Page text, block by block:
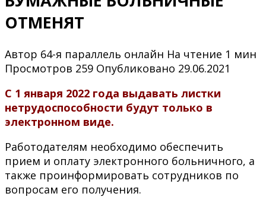
ОТМЕНЯТ
Автор 64-я параллель онлайн На чтение 1 мин
Просмотров 259 Опубликовано 29.06.2021
С 1 января 2022 года выдавать листки
нетрудоспособности будут только в
электронном виде.
Работодателям необходимо обеспечить
прием и оплату электронного больничного, а
также проинформировать сотрудников по
вопросам его получения.